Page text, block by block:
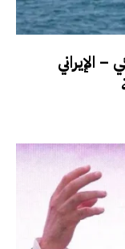
الإيراني